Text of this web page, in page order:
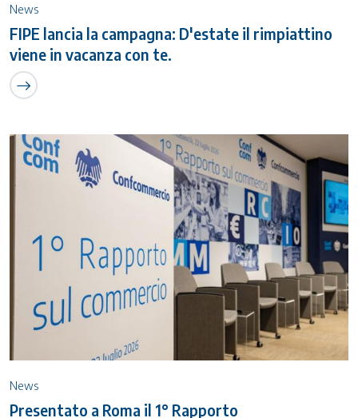
News
FIPE lancia la campagna: D'estate il rimpiattino
viene in vacanza con te.
News
Presentato a Roma il 1° Rapporto